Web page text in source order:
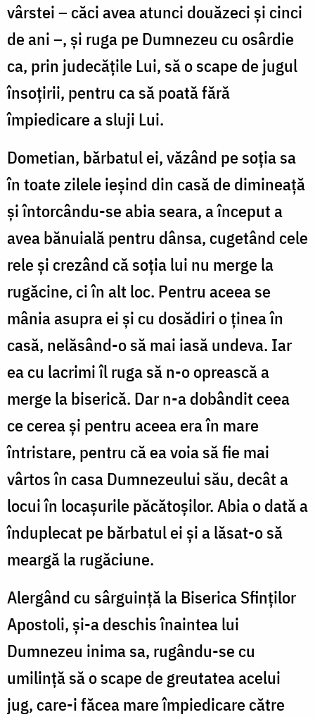
vârstei – căci avea atunci douăzeci și cinci
de ani –, și ruga pe Dumnezeu cu osârdie
ca, prin judecățile Lui, să o scape de jugul
însoțirii, pentru ca să poată fără
împiedicare a sluji Lui.
Dometian, bărbatul ei, văzând pe soția sa
în toate zilele ieșind din casă de dimineață
și întorcându-se abia seara, a început a
avea bănuială pentru dânsa, cugetând cele
rele și crezând că soția lui nu merge la
rugăcine, ci în alt loc. Pentru aceea se
mânia asupra ei și cu dosădiri o ținea în
casă, nelăsând-o să mai iasă undeva. Iar
ea cu lacrimi îl ruga să n-o oprească a
merge la biserică. Dar n-a dobândit ceea
ce cerea și pentru aceea era în mare
întristare, pentru că ea voia să fie mai
vârtos în casa Dumnezeului său, decât a
locui în locașurile păcătoșilor. Abia o dată a
înduplecat pe bărbatul ei și a lăsat-o să
meargă la rugăciune.
Alergând cu sârguință la Biserica Sfinților
Apostoli, și-a deschis înaintea lui
Dumnezeu inima sa, rugându-se cu
umilință să o scape de greutatea acelui
jug, care-i făcea mare împiedicare către